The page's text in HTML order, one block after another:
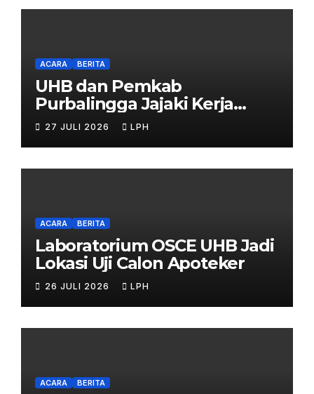
ACARA BERITA
UHB dan Pemkab
Purbalingga Jajaki Kerja
Sama Strategis
27 JULI 2026 LPH
ACARA BERITA
Laboratorium OSCE UHB Jadi
Lokasi Uji Calon Apoteker
26 JULI 2026 LPH
ACARA BERITA